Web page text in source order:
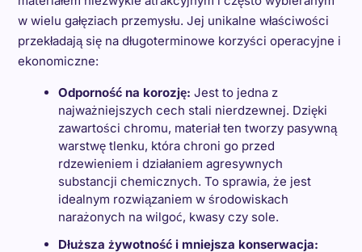
w wielu gałęziach przemysłu. Jej unikalne właściwości
przekładają się na długoterminowe korzyści operacyjne i
ekonomiczne:
Odporność na korozję: Jest to jedna z
najważniejszych cech stali nierdzewnej. Dzięki
zawartości chromu, materiał ten tworzy pasywną
warstwę tlenku, która chroni go przed
rdzewieniem i działaniem agresywnych
substancji chemicznych. To sprawia, że jest
idealnym rozwiązaniem w środowiskach
narażonych na wilgoć, kwasy czy sole.
Dłuższa żywotność i mniejsza konserwacja: